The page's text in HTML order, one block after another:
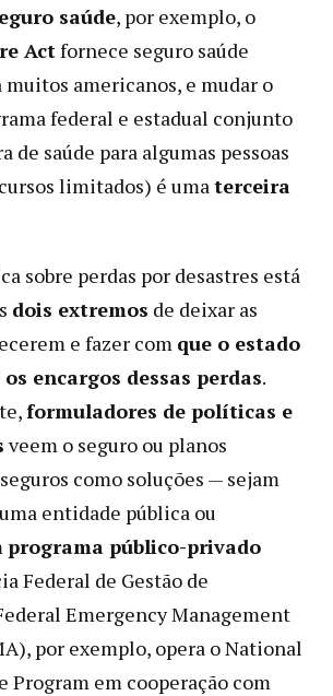
saúde, por exemplo, o
Actfornece seguro saúde
muitos americanos, e mudar o
federal e estadual conjunto
de saúde para algumas pessoas
limitados) é umaterceira
sobre perdas por desastres está
dois extremos de deixar as
e fazer com que o estado
encargos dessas perdas.
formuladores de políticas e
veem o seguro ou planos
como soluções — sejam
entidade pública ou
programa público-privado
Federal de Gestão de
Emergency Management
por exemplo, opera o National
Program em cooperação com